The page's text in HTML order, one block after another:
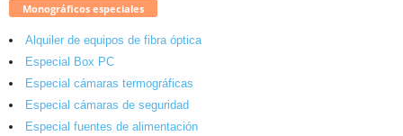
Monográficos especiales
Alquiler de equipos de fibra óptica
Especial Box PC
Especial cámaras termográficas
Especial cámaras de seguridad
Especial fuentes de alimentación